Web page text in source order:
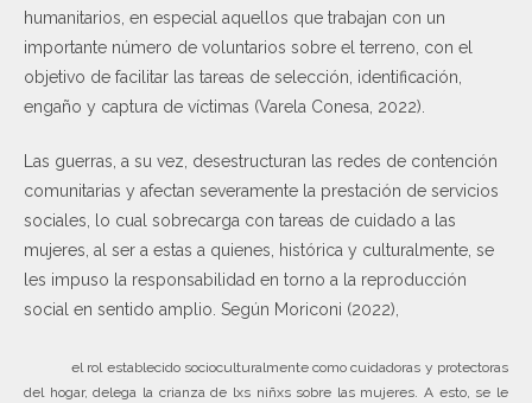
humanitarios, en especial aquellos que trabajan con un
importante número de voluntarios sobre el terreno, con el
objetivo de facilitar las tareas de selección, identificación,
engaño y captura de víctimas (Varela Conesa, 2022).
Las guerras, a su vez, desestructuran las redes de contención
comunitarias y afectan severamente la prestación de servicios
sociales, lo cual sobrecarga con tareas de cuidado a las
mujeres, al ser a estas a quienes, histórica y culturalmente, se
les impuso la responsabilidad en torno a la reproducción
social en sentido amplio. Según Moriconi (2022),
el rol establecido socioculturalmente como cuidadoras y protectoras
del hogar, delega la crianza de lxs niñxs sobre las mujeres. A esto, se le